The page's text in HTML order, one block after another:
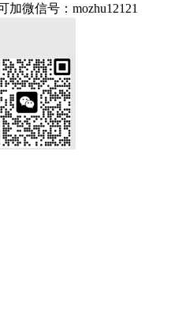
微信号：mozhu12121